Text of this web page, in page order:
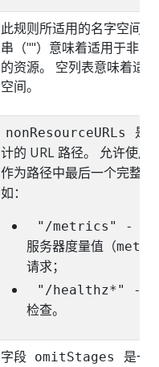
此规则所适用的名字空间
串（""）意味着适用于非名
的资源。 空列表意味着适
空间。
nonResourceURLs
是
计的 URL 路径。 允许使用
作为路径中最后一个完整
如：
"/metrics" - 记
服务器度量值（
请求；
"/healthz*" - 记
检查。
字段 omitStages
是一